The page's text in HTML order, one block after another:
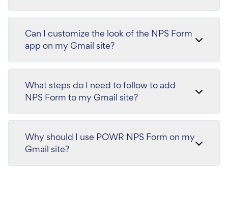
Can I customize the look of the NPS Form
app on my Gmail site?
What steps do I need to follow to add
NPS Form to my Gmail site?
Why should I use POWR NPS Form on my
Gmail site?